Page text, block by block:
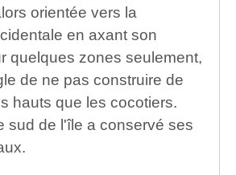
orientée vers la
en axant son
quelques zones seulement,
de ne pas construire de
hauts que les cocotiers.
sud de l'île a conservé ses